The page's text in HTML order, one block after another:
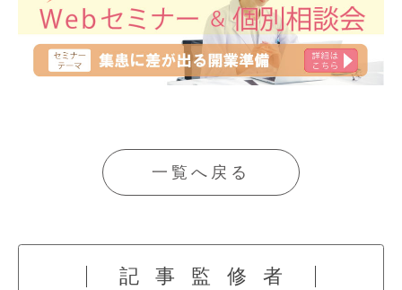
一覧へ戻る
記事監修者